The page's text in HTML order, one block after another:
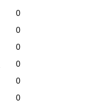
0
0
0
0
0
0